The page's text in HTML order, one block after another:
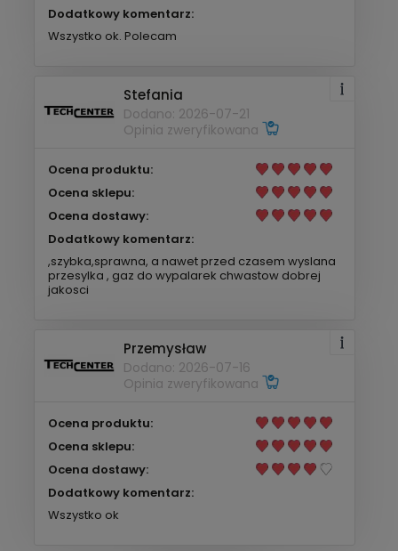
Dodatkowy komentarz:
Wszystko ok. Polecam
Stefania
Dodano: 2026-07-21
Opinia zweryfikowana
Ocena produktu:
Ocena sklepu:
Ocena dostawy:
Dodatkowy komentarz:
,szybka,sprawna, a nawet przed czasem wyslana
przesylka , gaz do wypalarek chwastow dobrej
jakosci
Przemysław
Dodano: 2026-07-16
Opinia zweryfikowana
Ocena produktu:
Ocena sklepu:
Ocena dostawy:
Dodatkowy komentarz:
Wszystko ok